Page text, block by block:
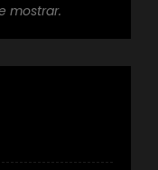
mostrar.